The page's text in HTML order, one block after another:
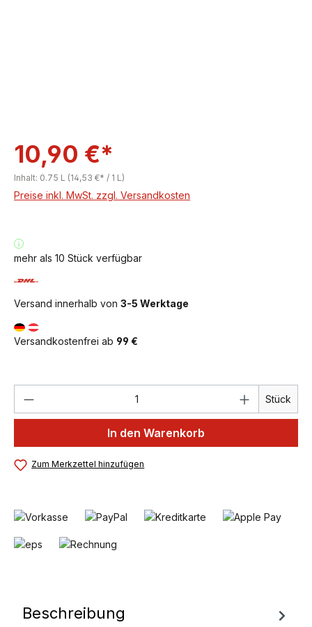
10,90 €*
Inhalt: 0.75 L (14,53 €* / 1 L)
Preise inkl. MwSt. zzgl. Versandkosten
mehr als 10 Stück verfügbar
Versand innerhalb von 3-5 Werktage
Versandkostenfrei ab 99 €
Produkt Anzahl: Gib den Stück
In den Warenkorb
Zum Merkzettel hinzufügen
Beschreibung